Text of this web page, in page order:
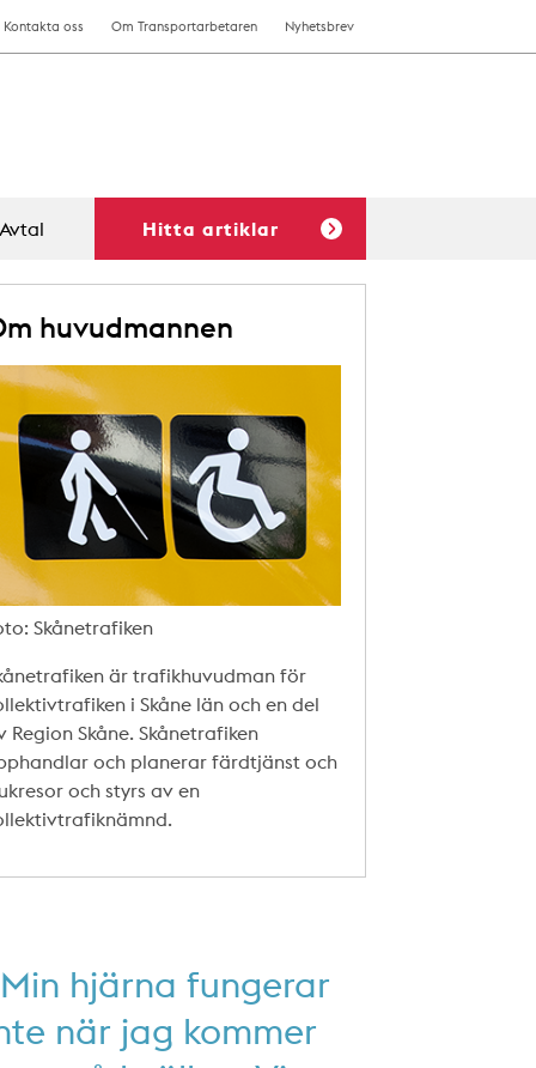
Kontakta oss Om Transportarbetaren Nyhetsbrev
Avtal Hitta artiklar
huvudmannen
Skånetrafiken
är trafikhuvudman för
i Skåne län och en del
Region Skåne. Skånetrafiken
och planerar färdtjänst och
och styrs av en
hjärna fungerar
när jag kommer